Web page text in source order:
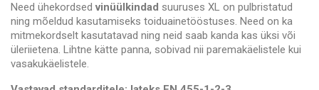
Need ühekordsedvinüülkindad suuruses XL on pulbristatud
ning mõeldud kasutamiseks toiduainetööstuses. Need on ka
mitmekordselt kasutatavad ning neid saab kanda kas üksi või
üleriietena. Lihtne kätte panna, sobivad nii paremakäelistele kui
vasakukäelistele.